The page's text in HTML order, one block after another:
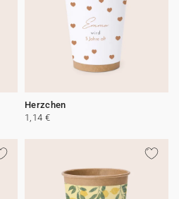
Herzchen
1,14 €